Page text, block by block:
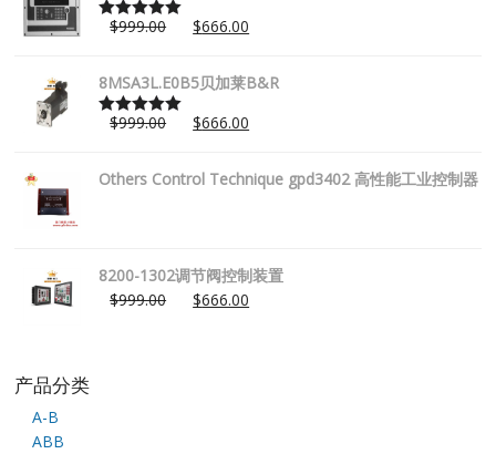
Rated5.00
$999.00 $666.00
8MSA3L.E0B5贝加莱B&R
Rated5.00
$999.00 $666.00
Others Control Technique gpd3402 高性能工业控制器
8200-1302调节阀控制装置
$999.00 $666.00
产品分类
A-B
ABB